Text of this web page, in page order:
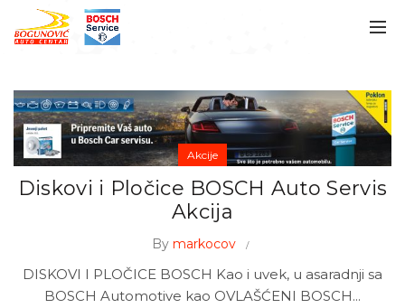
Akcije
Diskovi i Pločice BOSCH Auto Servis
Akcija
By markocov
DISKOVI I PLOČICE BOSCH Kao i uvek, u asaradnji sa
BOSCH Automotive kao OVLAŠĆENI BOSCH...